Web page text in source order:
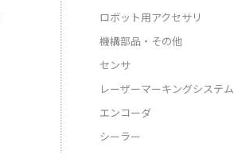
ロボット用アクセサリ
機構部品・その他
センサ
レーザーマーキングシステム
エンコーダ
シーラー